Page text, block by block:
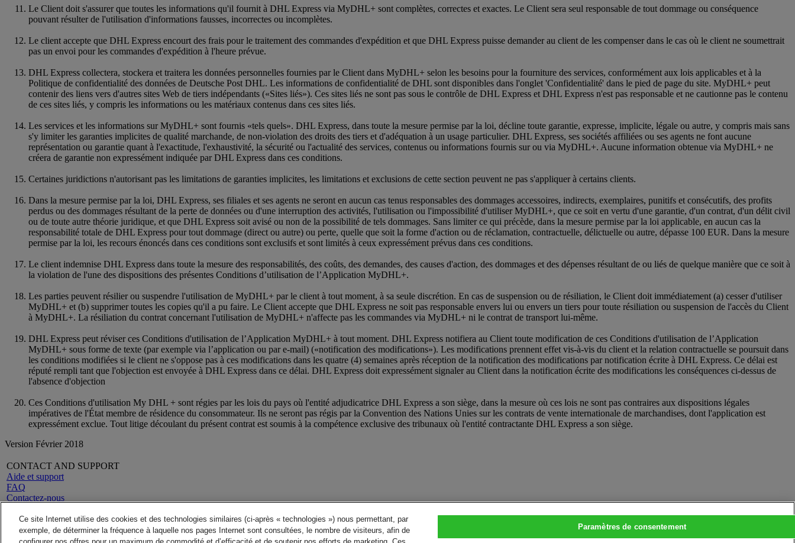
Le Client doit s'assurer que toutes les informations qu'il fournit à DHL Express via MyDHL+ sont complètes, correctes et exactes. Le Client sera seul responsable de tout dommage ou conséquence
pouvant résulter de l'utilisation d'informations fausses, incorrectes ou incomplètes.
Le client accepte que DHL Express encourt des frais pour le traitement des commandes d'expédition et que DHL Express puisse demander au client de les compenser dans le cas où le client ne soumettrait
pas un envoi pour les commandes d'expédition à l'heure prévue.
DHL Express collectera, stockera et traitera les données personnelles fournies par le Client dans MyDHL+ selon les besoins pour la fourniture des services, conformément aux lois applicables et à la
Politique de confidentialité des données de Deutsche Post DHL. Les informations de confidentialité de DHL sont disponibles dans l'onglet 'Confidentialité' dans le pied de page du site. MyDHL+ peut
contenir des liens vers d'autres sites Web de tiers indépendants («Sites liés»). Ces sites liés ne sont pas sous le contrôle de DHL Express et DHL Express n'est pas responsable et ne cautionne pas le contenu
de ces sites liés, y compris les informations ou les matériaux contenus dans ces sites liés.
Les services et les informations sur MyDHL+ sont fournis «tels quels». DHL Express, dans toute la mesure permise par la loi, décline toute garantie, expresse, implicite, légale ou autre, y compris mais sans
s'y limiter les garanties implicites de qualité marchande, de non-violation des droits des tiers et d'adéquation à un usage particulier. DHL Express, ses sociétés affiliées ou ses agents ne font aucune
représentation ou garantie quant à l'exactitude, l'exhaustivité, la sécurité ou l'actualité des services, contenus ou informations fournis sur ou via MyDHL+. Aucune information obtenue via MyDHL+ ne
créera de garantie non expressément indiquée par DHL Express dans ces conditions.
Certaines juridictions n'autorisant pas les limitations de garanties implicites, les limitations et exclusions de cette section peuvent ne pas s'appliquer à certains clients.
Dans la mesure permise par la loi, DHL Express, ses filiales et ses agents ne seront en aucun cas tenus responsables des dommages accessoires, indirects, exemplaires, punitifs et consécutifs, des profits
perdus ou des dommages résultant de la perte de données ou d'une interruption des activités, l'utilisation ou l'impossibilité d'utiliser MyDHL+, que ce soit en vertu d'une garantie, d'un contrat, d'un délit civil
ou de toute autre théorie juridique, et que DHL Express soit avisé ou non de la possibilité de tels dommages. Sans limiter ce qui précède, dans la mesure permise par la loi applicable, en aucun cas la
responsabilité totale de DHL Express pour tout dommage (direct ou autre) ou perte, quelle que soit la forme d'action ou de réclamation, contractuelle, délictuelle ou autre, dépasse 100 EUR. Dans la mesure
permise par la loi, les recours énoncés dans ces conditions sont exclusifs et sont limités à ceux expressément prévus dans ces conditions.
Le client indemnise DHL Express dans toute la mesure des responsabilités, des coûts, des demandes, des causes d'action, des dommages et des dépenses résultant de ou liés de quelque manière que ce soit à
la violation de l'une des dispositions des présentes Conditions d’utilisation de l’Application MyDHL+.
Les parties peuvent résilier ou suspendre l'utilisation de MyDHL+ par le client à tout moment, à sa seule discrétion. En cas de suspension ou de résiliation, le Client doit immédiatement (a) cesser d'utiliser
MyDHL+ et (b) supprimer toutes les copies qu'il a pu faire. Le Client accepte que DHL Express ne soit pas responsable envers lui ou envers un tiers pour toute résiliation ou suspension de l'accès du Client
à MyDHL+. La résiliation du contrat concernant l'utilisation de MyDHL+ n'affecte pas les commandes via MyDHL+ ni le contrat de transport lui-même.
DHL Express peut réviser ces Conditions d'utilisation de l’Application MyDHL+ à tout moment. DHL Express notifiera au Client toute modification de ces Conditions d'utilisation de l’Application
MyDHL+ sous forme de texte (par exemple via l’application ou par e-mail) («notification des modifications»). Les modifications prennent effet vis-à-vis du client et la relation contractuelle se poursuit dans
les conditions modifiées si le client ne s'oppose pas à ces modifications dans les quatre (4) semaines après réception de la notification des modifications par notification écrite à DHL Express. Ce délai est
réputé rempli tant que l'objection est envoyée à DHL Express dans ce délai. DHL Express doit expressément signaler au Client dans la notification écrite des modifications les conséquences ci-dessus de
l'absence d'objection
Ces Conditions d'utilisation My DHL + sont régies par les lois du pays où l'entité adjudicatrice DHL Express a son siège, dans la mesure où ces lois ne sont pas contraires aux dispositions légales
impératives de l'État membre de résidence du consommateur. Ils ne seront pas régis par la Convention des Nations Unies sur les contrats de vente internationale de marchandises, dont l'application est
expressément exclue. Tout litige découlant du présent contrat est soumis à la compétence exclusive des tribunaux où l'entité contractante DHL Express a son siège.
Version Février 2018
CONTACT AND SUPPORT
Aide et support
FAQ
Contactez-nous
LEGAL
Conditions générales
Garantie Remboursement
A propos de DHL
Presse
Carrières
Ce site Internet utilise des cookies et des technologies similaires (ci-après « technologies ») nous permettant, par
exemple, de déterminer la fréquence à laquelle nos pages Internet sont consultées, le nombre de visiteurs, afin de
Paramètres de consentement